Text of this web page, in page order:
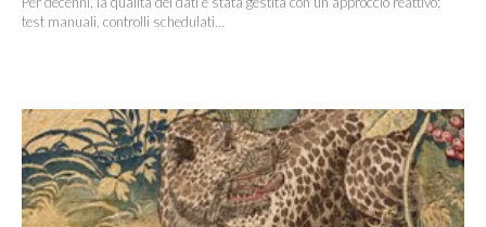
test manuali, controlli schedulati...